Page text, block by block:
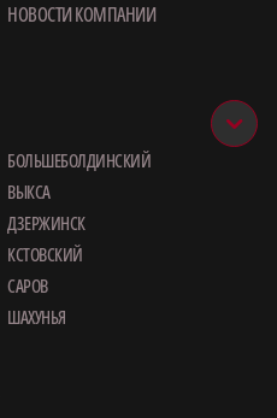
НОВОСТИ КОМПАНИИ
БОЛЬШЕБОЛДИНСКИЙ
ВЫКСА
ДЗЕРЖИНСК
КСТОВСКИЙ
САРОВ
ШАХУНЬЯ